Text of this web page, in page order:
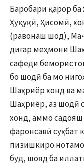
Баробари қарор
Ҳуқуқӣ, Ҳисомӣ,
(равонаш шод),
дигар меҳмони
сафеди
бо шодӣ ба мо
Шаҳриёр хонд ва
Шаҳриёр, аз шодӣ
хонд, аммо садояш
фаронсавӣ
пизишкиро
буд, шояд ба